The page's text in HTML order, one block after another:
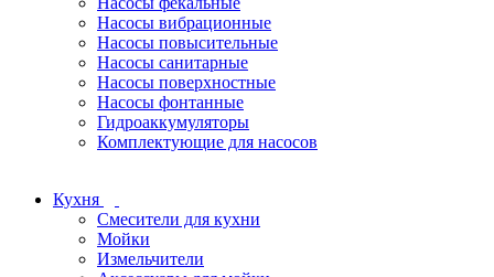
Насосы вибрационные
Насосы повысительные
Насосы санитарные
Насосы поверхностные
Насосы фонтанные
Гидроаккумуляторы
Комплектующие для насосов
Кухня
Смесители для кухни
Мойки
Измельчители